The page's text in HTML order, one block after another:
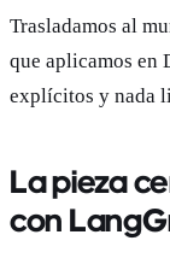
Trasladamos al
que aplicamos en
explícitos y nada
La pieza
con